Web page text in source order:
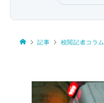
記事 校閲記者コラム